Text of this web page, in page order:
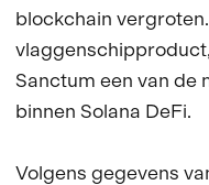
blockchain
Sanctum een van de
binnen Solana DeFi.
Volgens gegevens